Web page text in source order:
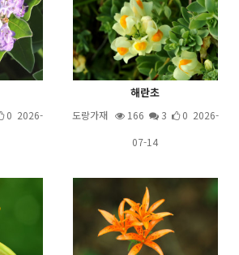
0 2026-
해란초
도랑가재 166 3
0 2026-
07-14